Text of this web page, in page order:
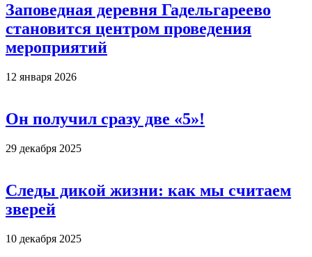
Заповедная деревня Гадельгареево
становится центром проведения
мероприятий
12 января 2026
Он получил сразу две «5»!
29 декабря 2025
Следы дикой жизни: как мы считаем
зверей
10 декабря 2025